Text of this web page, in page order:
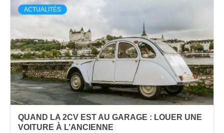
ACTUALITÉS
QUAND LA 2CV EST AU GARAGE : LOUER UNE
VOITURE À L’ANCIENNE